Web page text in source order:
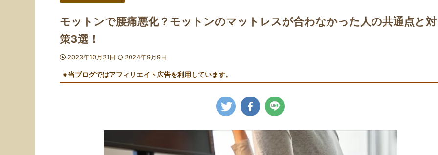
モットンで腰痛悪化？モットンのマットレスが合わなかった人の共通点と対
策3選！
2023年10月21日 2024年9月9日
※当ブログではアフィリエイト広告を利用しています。